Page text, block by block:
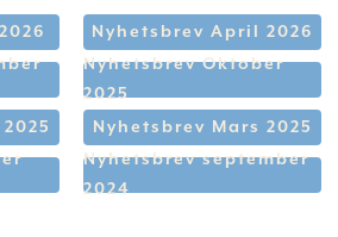
Nyhetsbrev April 2026
Nyhetsbrev Oktober
2025
Nyhetsbrev Mars 2025
Nyhetsbrev september
2024